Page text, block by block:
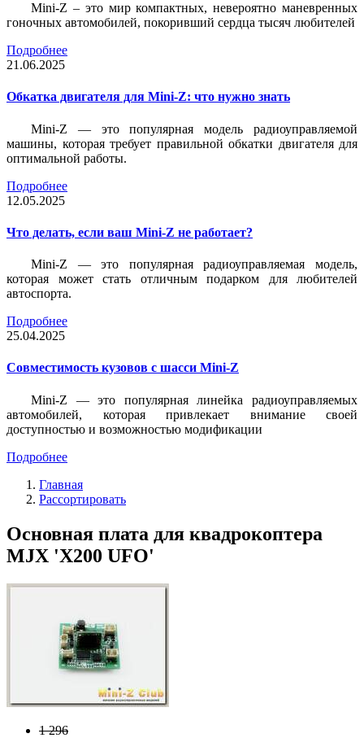
Mini-Z – это мир компактных, невероятно маневренных
гоночных автомобилей, покоривший сердца тысяч любителей
Подробнее
21.06.2025
Обкатка двигателя для Mini-Z: что нужно знать
Mini-Z — это популярная модель радиоуправляемой
машины, которая требует правильной обкатки двигателя для
оптимальной работы.
Подробнее
12.05.2025
Что делать, если ваш Mini-Z не работает?
Mini-Z — это популярная радиоуправляемая модель,
которая может стать отличным подарком для любителей
автоспорта.
Подробнее
25.04.2025
Совместимость кузовов с шасси Mini-Z
Mini-Z — это популярная линейка радиоуправляемых
автомобилей, которая привлекает внимание своей
доступностью и возможностью модификации
Подробнее
Главная
Рассортировать
Основная плата для квадрокоптера
MJX 'Х200 UFO'
1 296